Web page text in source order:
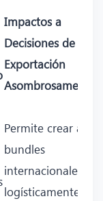
Impactos a
Decisiones de
Exportación
Asombrosamente
Permite crear a y
bundles
internacionales y
logísticamente